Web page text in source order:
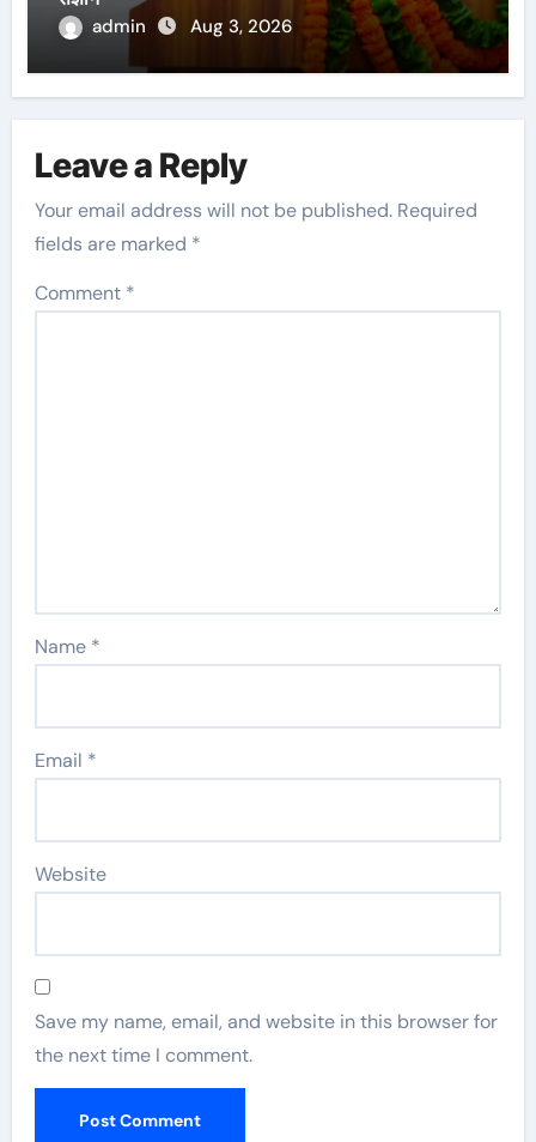
admin
Aug 3, 2026
Leave a Reply
Your email address will not be published. Required
fields are marked *
Comment *
Name *
Email *
Website
Save my name, email, and website in this browser for
the next time I comment.